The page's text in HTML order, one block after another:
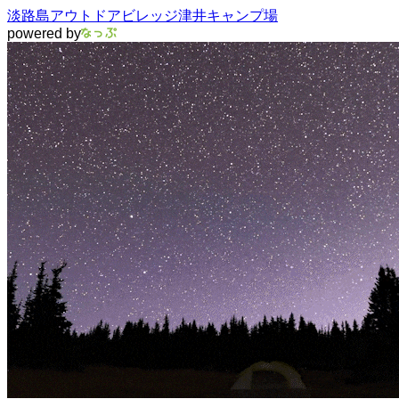
淡路島アウトドアビレッジ津井キャンプ場
powered by